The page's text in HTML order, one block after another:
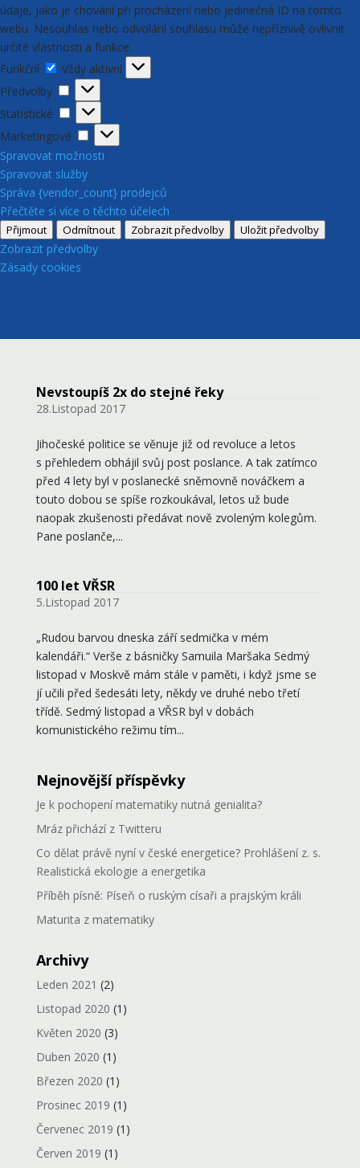
údaje, jako je chování při procházení nebo jedinečná ID na tomto
webu. Nesouhlas nebo odvolání souhlasu může nepříznivě ovlivnit
určité vlastnosti a funkce.
Funkční
Funkční
Vždy aktivní
Předvolby
Předvolby
Statistické
Statistické
Marketingové
Marketingové
Spravovat možnosti
Spravovat služby
Správa {vendor_count} prodejců
Přečtěte si více o těchto účelech
Přijmout Odmítnout Zobrazit předvolby Uložit předvolby
Zobrazit předvolby
Zásady cookies
Nevstoupíš 2x do stejné řeky
28.Listopad 2017
Jihočeské politice se věnuje již od revoluce a letos
s přehledem obhájil svůj post poslance. A tak zatímco
před 4 lety byl v poslanecké sněmovně nováčkem a
touto dobou se spíše rozkoukával, letos už bude
naopak zkušenosti předávat nově zvoleným kolegům.
Pane poslanče,...
100 let VŘSR
5.Listopad 2017
„Rudou barvou dneska září sedmička v mém
kalendáři.“ Verše z básničky Samuila Maršaka Sedmý
listopad v Moskvě mám stále v paměti, i když jsme se
jí učili před šedesáti lety, někdy ve druhé nebo třetí
třídě. Sedmý listopad a VŘSR byl v dobách
komunistického režimu tím...
Nejnovější příspěvky
Je k pochopení matematiky nutná genialita?
Mráz přichází z Twitteru
Co dělat právě nyní v české energetice? Prohlášení z. s.
Realistická ekologie a energetika
Příběh písně: Píseň o ruským císaři a prajským králi
Maturita z matematiky
Archivy
Leden 2021 (2)
Listopad 2020 (1)
Květen 2020 (3)
Duben 2020 (1)
Březen 2020 (1)
Prosinec 2019 (1)
Červenec 2019 (1)
Červen 2019 (1)